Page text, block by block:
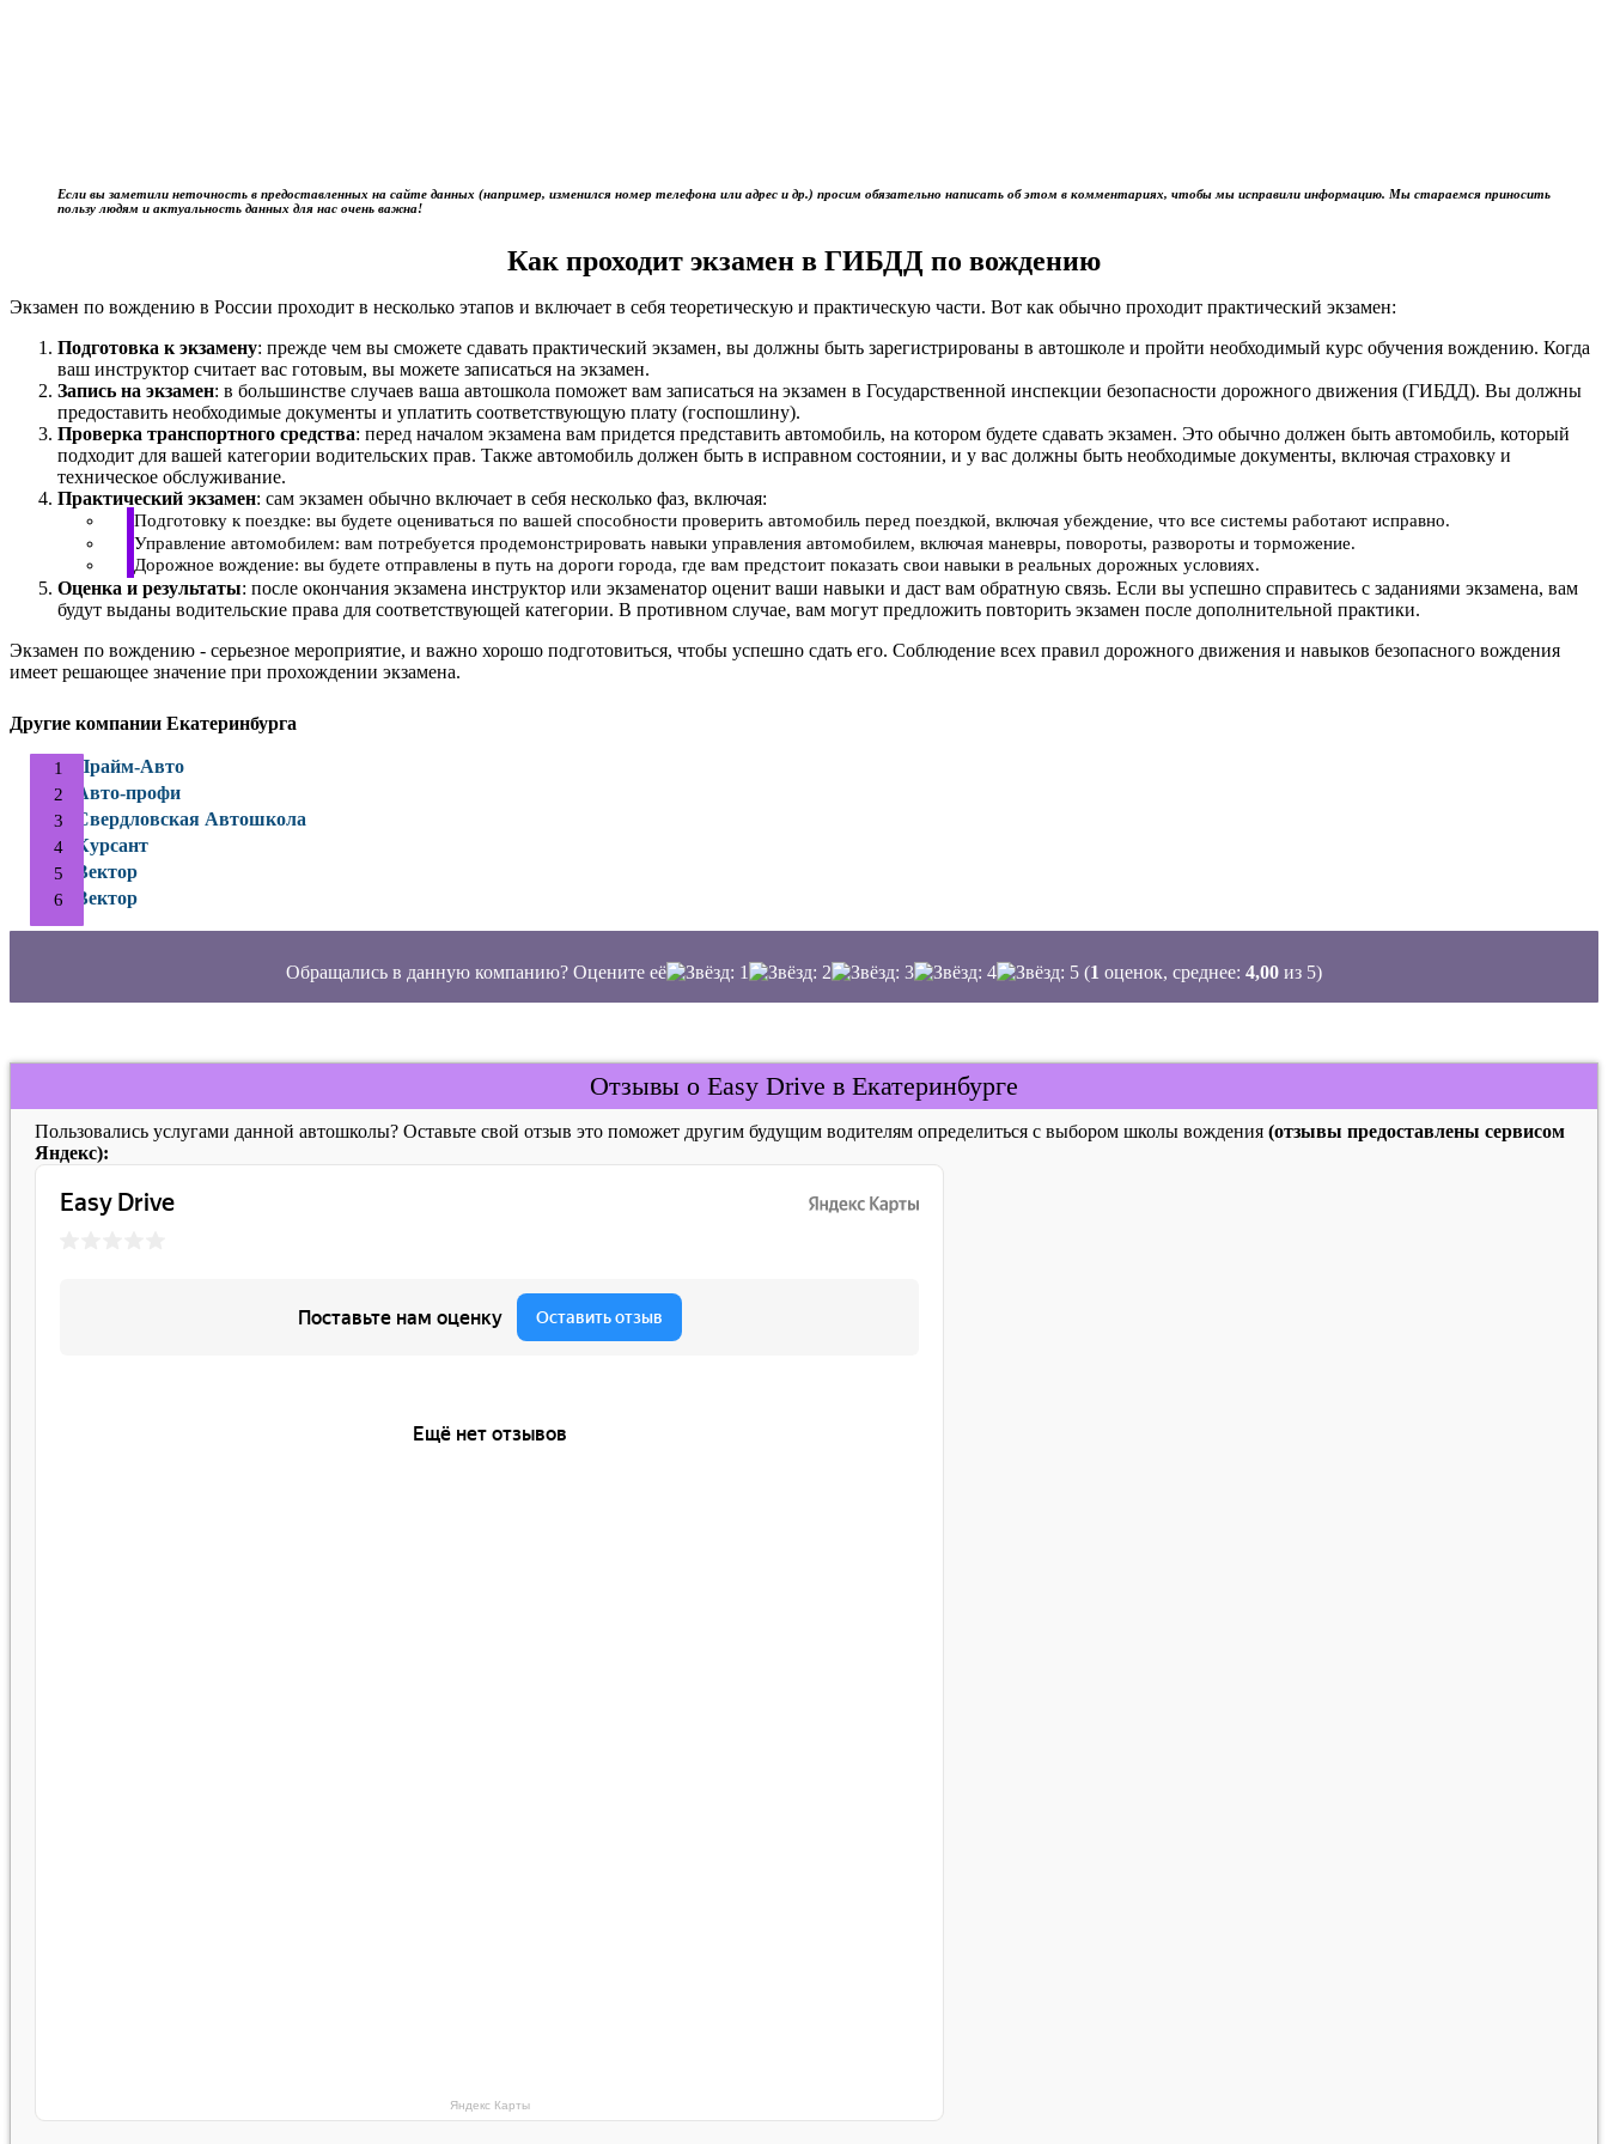
Если вы заметили неточность в предоставленных на сайте данных (например, изменился номер телефона или адрес и др.) просим обязательно написать об этом в комментариях, чтобы мы исправили информацию. Мы стараемся приносить
пользу людям и актуальность данных для нас очень важна!
Как проходит экзамен в ГИБДД по вождению
Экзамен по вождению в России проходит в несколько этапов и включает в себя теоретическую и практическую части. Вот как обычно проходит практический экзамен:
Подготовка к экзамену: прежде чем вы сможете сдавать практический экзамен, вы должны быть зарегистрированы в автошколе и пройти необходимый курс обучения вождению. Когда
ваш инструктор считает вас готовым, вы можете записаться на экзамен.
Запись на экзамен: в большинстве случаев ваша автошкола поможет вам записаться на экзамен в Государственной инспекции безопасности дорожного движения (ГИБДД). Вы должны
предоставить необходимые документы и уплатить соответствующую плату (госпошлину).
Проверка транспортного средства: перед началом экзамена вам придется представить автомобиль, на котором будете сдавать экзамен. Это обычно должен быть автомобиль, который
подходит для вашей категории водительских прав. Также автомобиль должен быть в исправном состоянии, и у вас должны быть необходимые документы, включая страховку и
техническое обслуживание.
Практический экзамен: сам экзамен обычно включает в себя несколько фаз, включая:
Подготовку к поездке: вы будете оцениваться по вашей способности проверить автомобиль перед поездкой, включая убеждение, что все системы работают исправно.
Управление автомобилем: вам потребуется продемонстрировать навыки управления автомобилем, включая маневры, повороты, развороты и торможение.
Дорожное вождение: вы будете отправлены в путь на дороги города, где вам предстоит показать свои навыки в реальных дорожных условиях.
Оценка и результаты: после окончания экзамена инструктор или экзаменатор оценит ваши навыки и даст вам обратную связь. Если вы успешно справитесь с заданиями экзамена, вам
будут выданы водительские права для соответствующей категории. В противном случае, вам могут предложить повторить экзамен после дополнительной практики.
Экзамен по вождению - серьезное мероприятие, и важно хорошо подготовиться, чтобы успешно сдать его. Соблюдение всех правил дорожного движения и навыков безопасного вождения
имеет решающее значение при прохождении экзамена.
Другие компании Екатеринбурга
Прайм-Авто
Авто-профи
Свердловская Автошкола
Курсант
Вектор
Вектор
Обращались в данную компанию? Оцените её (1 оценок, среднее: 4,00 из 5)
Отзывы о Easy Drive в Екатеринбурге
Пользовались услугами данной автошколы? Оставьте свой отзыв это поможет другим будущим водителям определиться с выбором школы вождения (отзывы предоставлены сервисом
Яндекс):
Яндекс Карты